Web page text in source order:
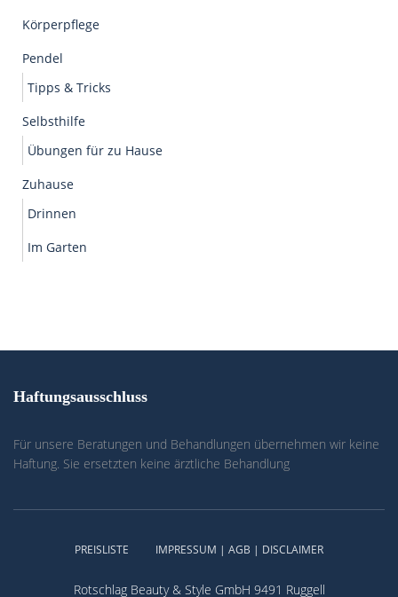
Körperpflege
Pendel
Tipps & Tricks
Selbsthilfe
Übungen für zu Hause
Zuhause
Drinnen
Im Garten
Haftungsausschluss
Für unsere Beratungen und Behandlungen übernehmen wir keine
Haftung. Sie ersetzten keine ärztliche Behandlung
PREISLISTE IMPRESSUM | AGB | DISCLAIMER
Rotschlag Beauty & Style GmbH 9491 Ruggell